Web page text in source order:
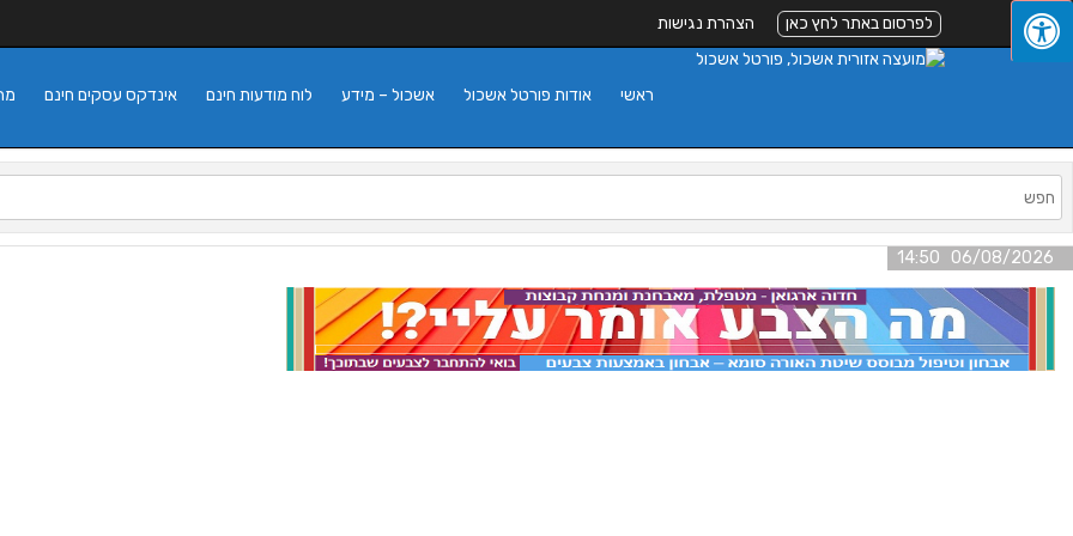
לפרסום באתר לחץ כאן הצהרת נגישות
אינדקס עסקים חינם לוח מודעות חינם אשכול – מידע אודות פורטל אשכול ראשי
06/08/2026 14:50